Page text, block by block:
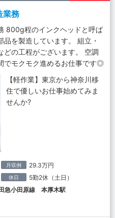
業務
800g程のインクヘッドと呼ば
を製造しています。 組立・
どの工程がございます。 空調
でモクモク進めるお仕事です◎
【軽作業】東京から神奈川移
住で優しいお仕事始めてみま
せんか?
月収例 29.3万円
休日 5勤2休（土日）
急小田原線 本厚木駅